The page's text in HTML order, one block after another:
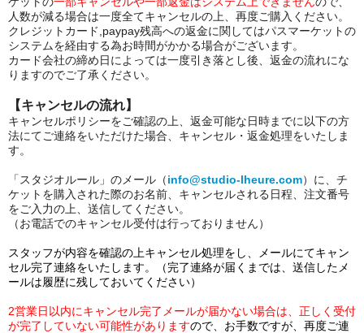
人数が減る場合は一度全てキャンセルの上、再度ご購入ください。
クレジットカード,paypay残高への返金に関してはパスマーケットの
システムを経由する為お時間がかかる場合がございます。
カード会社の締め日によっては一度引き落とし後、返金の流れにな
りますのでご了承ください。
【キャンセルの流れ】
キャンセルポリシーをご確認の上、返金可能な日時までに以下の方
法にてご連絡をいただけた場合、キャンセル・返金処理をいたしま
す。
「スタジオルール」のメール（info@studio-lheure.com）に、チ
ケットを購入された際のお名前、キャンセルされる日程、注文番号
をご入力の上、送信してください。
（お電話でのキャンセル受付は行っておりません）
スタッフが内容を確認の上キャンセル処理をし、メールにてキャン
セル完了連絡をいたします。（完了連絡が届くまでは、送信したメ
ールは履歴に残しておいてください）
2営業日以内にキャンセル完了メールが届かない場合は、正しく受付
が完了していない可能性がありますので、お手数ですが、再度ご連